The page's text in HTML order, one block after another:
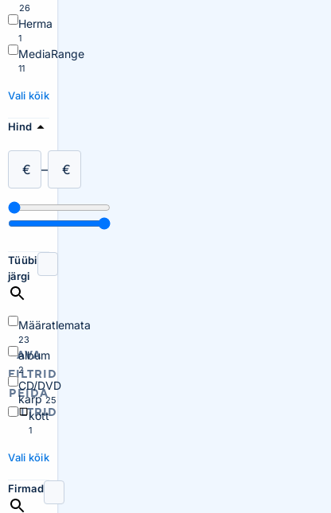
AVA
FILTRID
PEIDA
FILTRID
26
Herma
1
MediaRange
11
Vali kõik
Hind
€ – €
Tüübi
järgi
Määratlemata
23
album
2
CD/DVD
karp25
kott
1
Vali kõik
Firmad